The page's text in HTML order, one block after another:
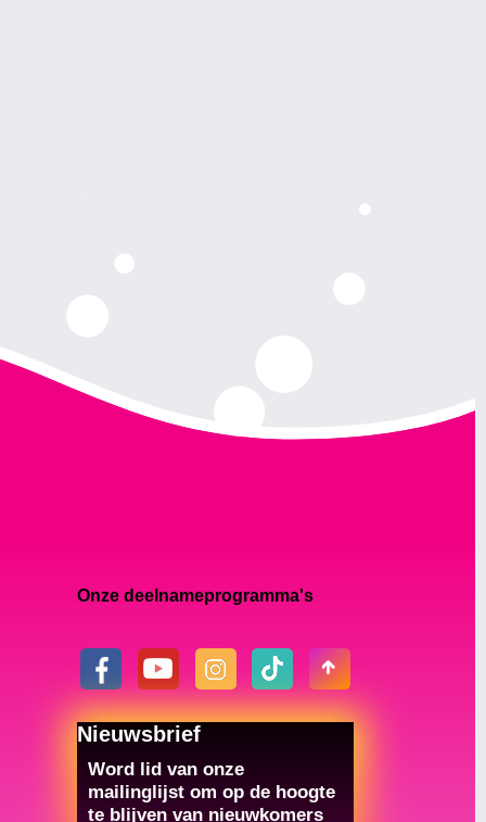
Onze deelnameprogramma's
Nieuwsbrief
Word lid van onze
mailinglijst om op de hoogte
te blijven van nieuwkomers